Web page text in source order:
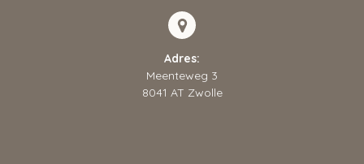
Adres:
Meenteweg 3
8041 AT Zwolle